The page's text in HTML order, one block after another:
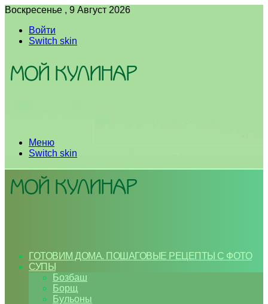
Воскресенье , 9 Август 2026
Войти
Switch skin
Меню
Switch skin
ГОТОВИМ ДОМА. ПОШАГОВЫЕ РЕЦЕПТЫ С ФОТО
СУПЫ
Бозбаш
Борщ
Бульоны